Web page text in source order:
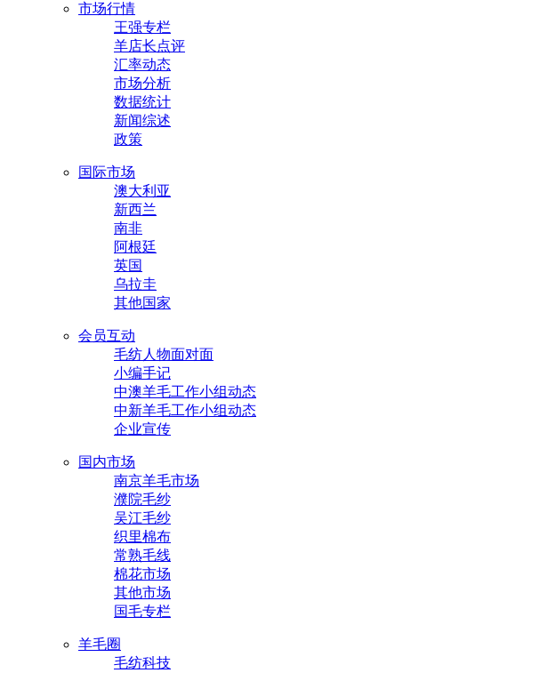
市场行情
王强专栏
羊店长点评
汇率动态
市场分析
数据统计
新闻综述
政策
国际市场
澳大利亚
新西兰
南非
阿根廷
英国
乌拉圭
其他国家
会员互动
毛纺人物面对面
小编手记
中澳羊毛工作小组动态
中新羊毛工作小组动态
企业宣传
国内市场
南京羊毛市场
濮院毛纱
吴江毛纱
织里棉布
常熟毛线
棉花市场
其他市场
国毛专栏
羊毛圈
毛纺科技